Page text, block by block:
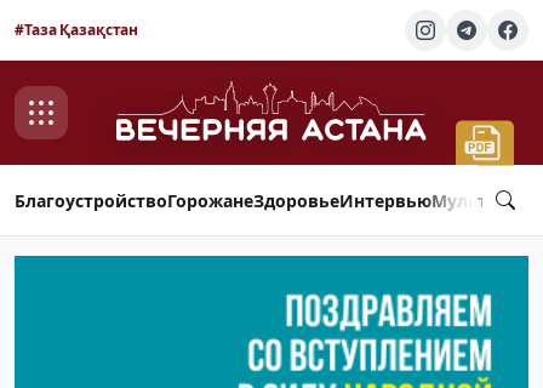
#Таза Қазақстан
БлагоустройствоГорожанеЗдоровьеИнтервью